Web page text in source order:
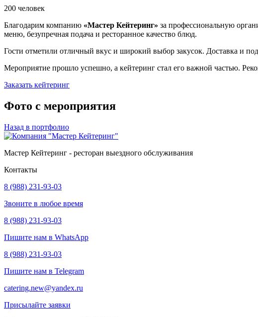
200 человек
Благодарим компанию «Мастер Кейтеринг» за профессиональную
меню, безупречная подача и ресторанное качество блюд.
Гости отметили отличный вкус и широкий выбор закусок. Доставка и
Мероприятие прошло успешно, а кейтеринг стал его важной частью.
Заказать кейтеринг
Фото с мероприятия
Назад в портфолио
Мастер Кейтеринг - ресторан выездного обслуживания
Контакты
8 (988) 231-93-03
Звоните в любое время
8 (988) 231-93-03
Пишите нам в WhatsApp
8 (988) 231-93-03
Пишите нам в Telegram
catering.new@yandex.ru
Присылайте заявки